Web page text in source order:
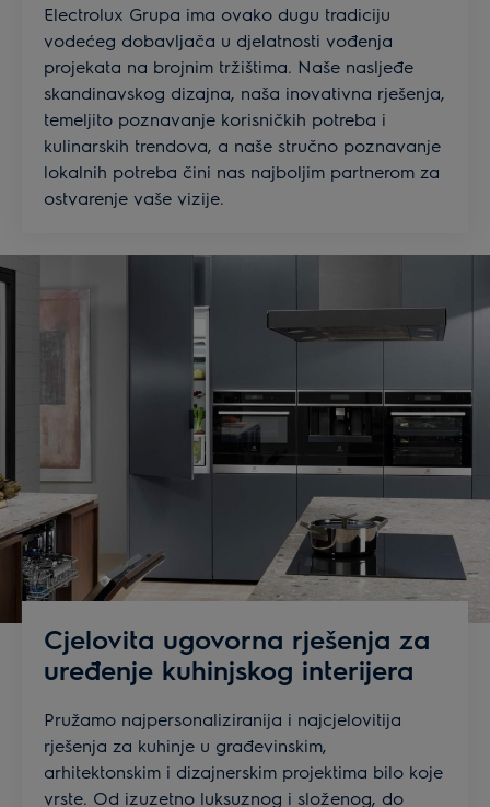
Electrolux Grupa ima ovako dugu tradiciju
vodećeg dobavljača u djelatnosti vođenja
projekata na brojnim tržištima. Naše nasljeđe
skandinavskog dizajna, naša inovativna rješenja,
temeljito poznavanje korisničkih potreba i
kulinarskih trendova, a naše stručno poznavanje
lokalnih potreba čini nas najboljim partnerom za
ostvarenje vaše vizije.
Cjelovita ugovorna rješenja za
uređenje kuhinjskog interijera
Pružamo najpersonaliziranija i najcjelovitija
rješenja za kuhinje u građevinskim,
arhitektonskim i dizajnerskim projektima bilo koje
vrste. Od izuzetno luksuznog i složenog, do